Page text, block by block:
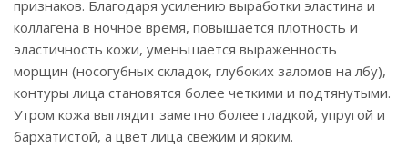
признаков. Благодаря усилению выработки эластина и
коллагена в ночное время, повышается плотность и
эластичность кожи, уменьшается выраженность
морщин (носогубных складок, глубоких заломов на лбу),
контуры лица становятся более четкими и подтянутыми.
Утром кожа выглядит заметно более гладкой, упругой и
бархатистой, а цвет лица свежим и ярким.